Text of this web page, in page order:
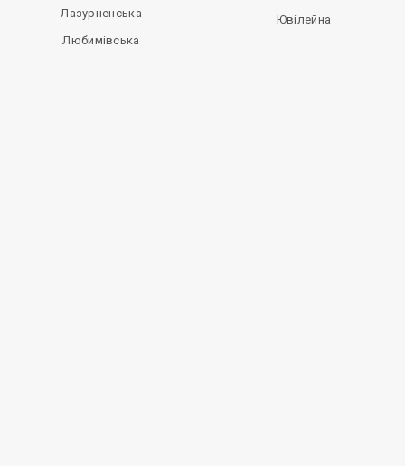
Лазурненська
Любимівська
Ювілейна